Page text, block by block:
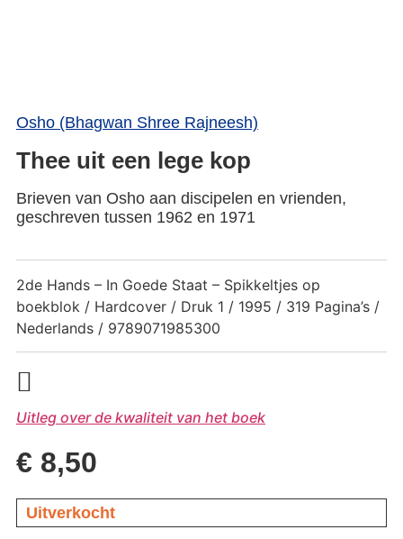
Osho (Bhagwan Shree Rajneesh)
Thee uit een lege kop
Brieven van Osho aan discipelen en vrienden,
geschreven tussen 1962 en 1971
2de Hands – In Goede Staat – Spikkeltjes op
boekblok / Hardcover / Druk 1 / 1995 / 319 Pagina’s /
Nederlands / 9789071985300
Uitleg over de kwaliteit van het boek
€ 8,50
Uitverkocht